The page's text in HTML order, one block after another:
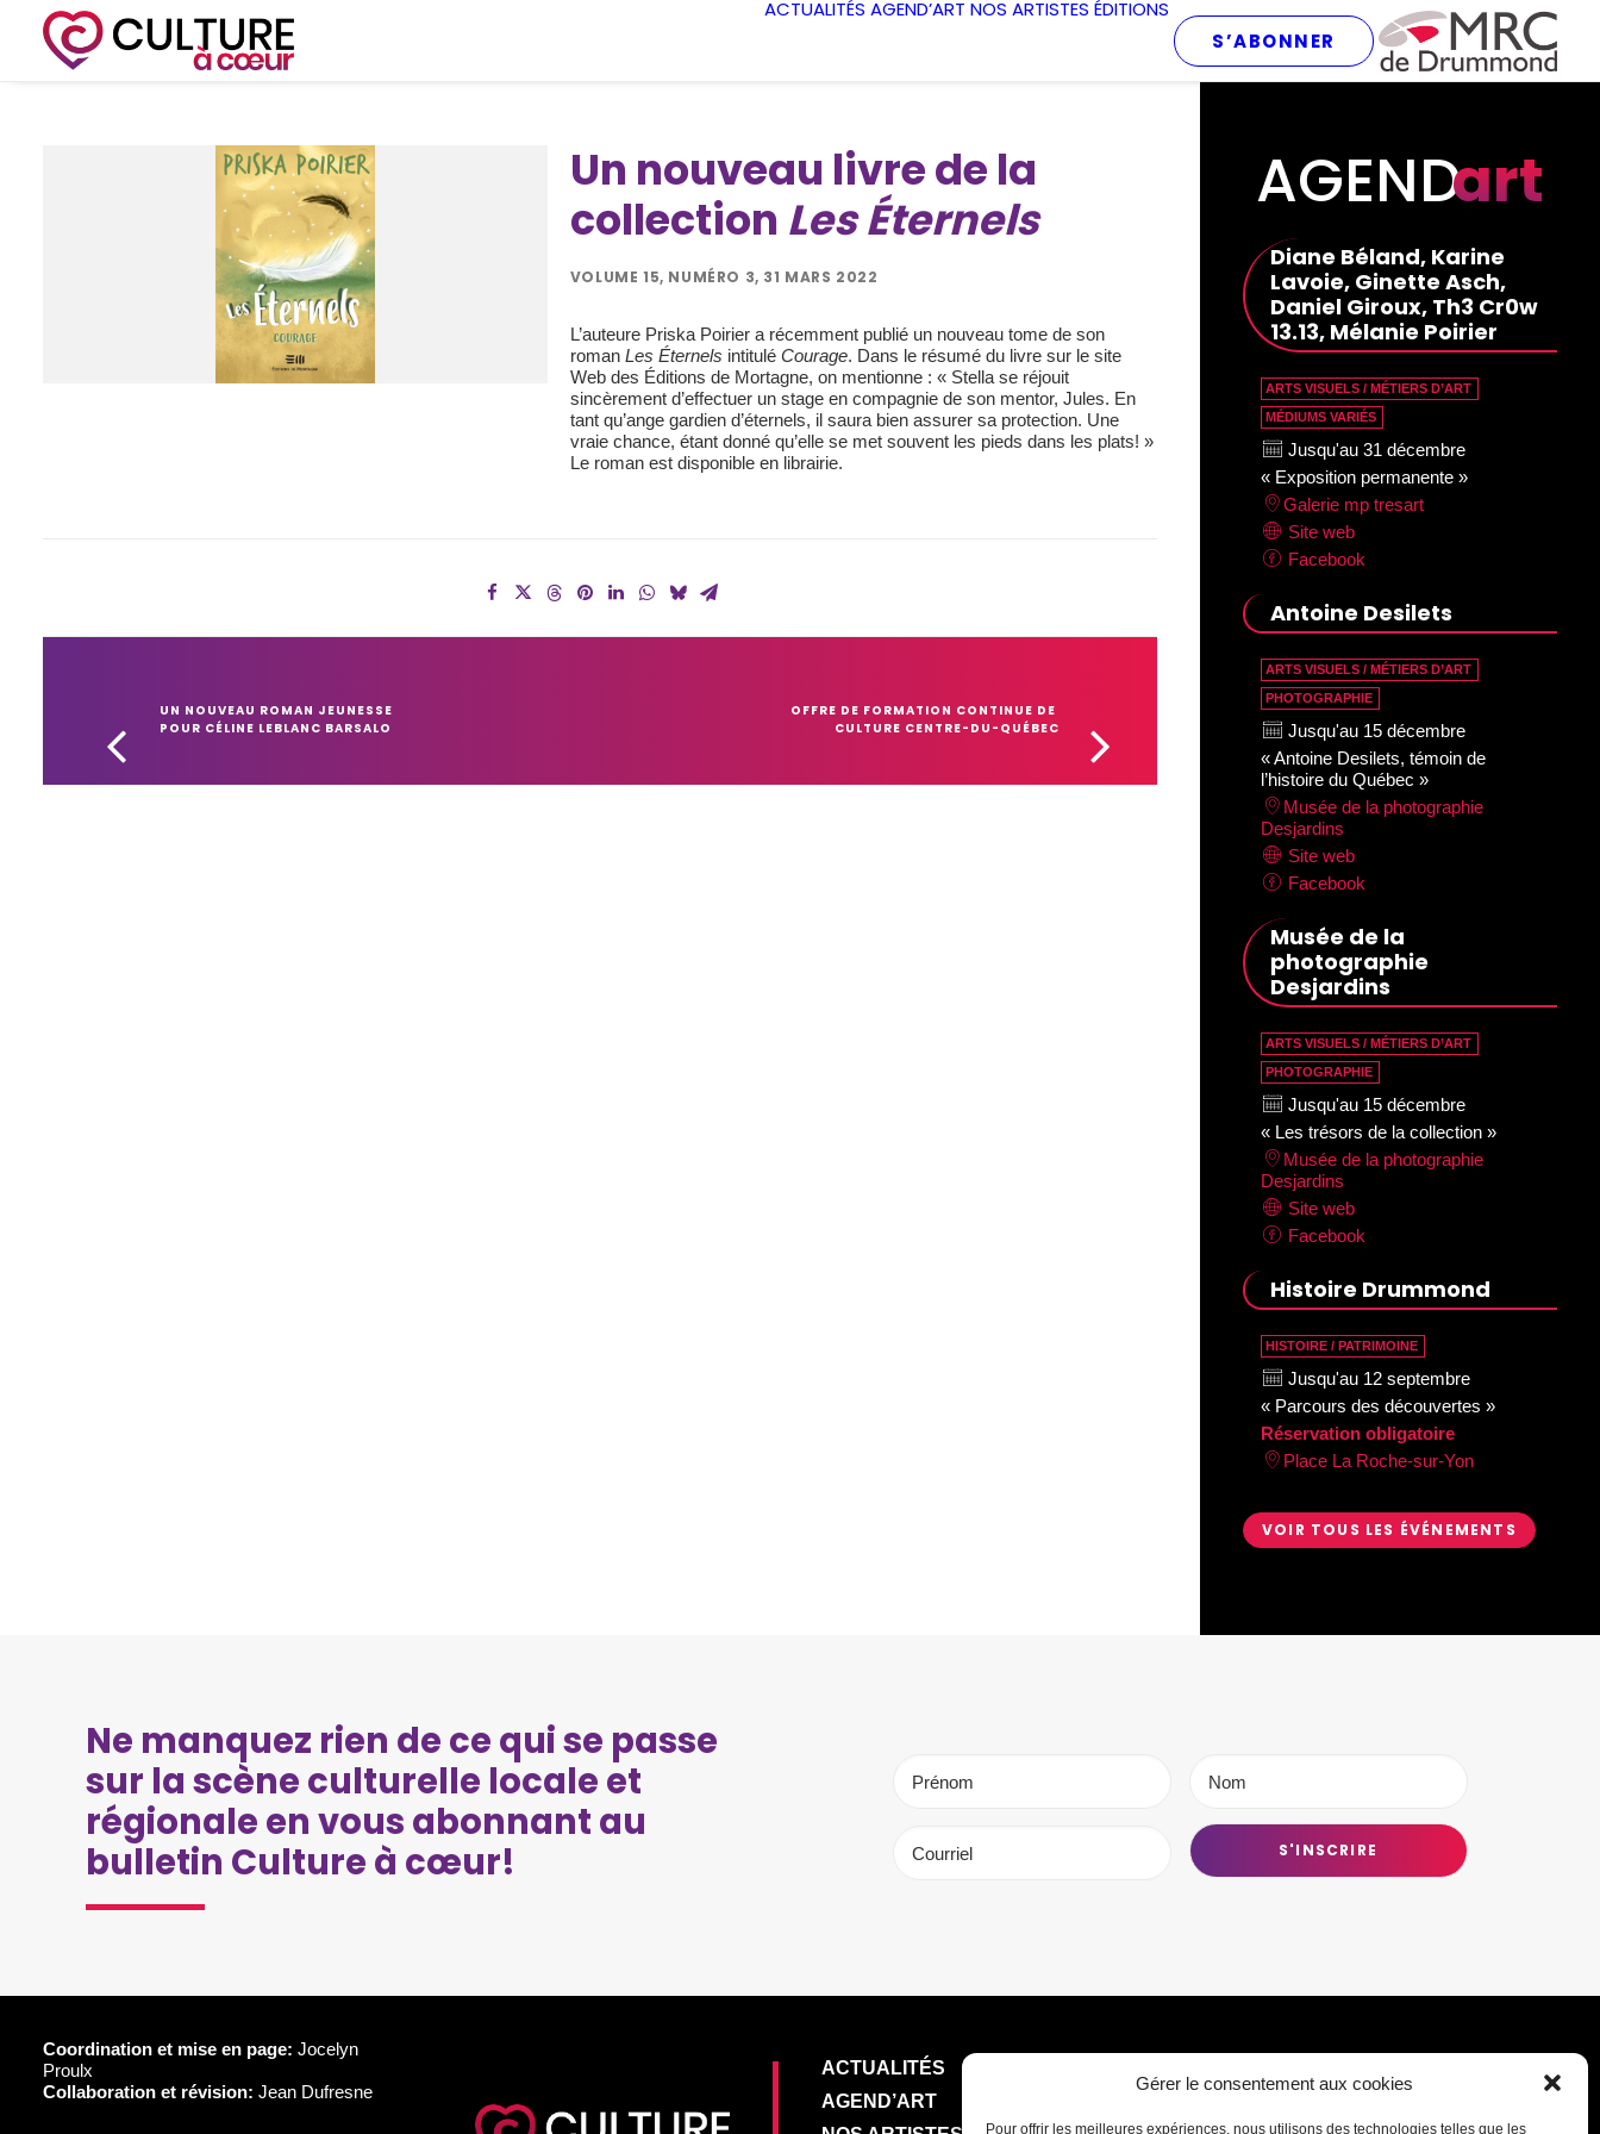
Gérer le consentement aux cookies
Pour offrir les meilleures expériences, nous utilisons des technologies telles que les
ACTUALITÉS AGEND’ART NOS ARTISTES ÉDITIONS
S’ABONNER
Un nouveau livre de la
collection Les Éternels
VOLUME 15, NUMÉRO 3, 31 MARS 2022
L’auteure Priska Poirier a récemment publié un nouveau tome de son
roman Les Éternels intitulé Courage. Dans le résumé du livre sur le site
Web des Éditions de Mortagne, on mentionne : « Stella se réjouit
sincèrement d’effectuer un stage en compagnie de son mentor, Jules. En
tant qu’ange gardien d’éternels, il saura bien assurer sa protection. Une
vraie chance, étant donné qu’elle se met souvent les pieds dans les plats! »
Le roman est disponible en librairie.
UN NOUVEAU ROMAN JEUNESSE
POUR CÉLINE LEBLANC BARSALO
OFFRE DE FORMATION CONTINUE DE
CULTURE CENTRE-DU-QUÉBEC
AGENDart
Diane Béland, Karine
Lavoie, Ginette Asch,
Daniel Giroux, Th3 Cr0w
13.13, Mélanie Poirier
ARTS VISUELS / MÉTIERS D’ART
MÉDIUMS VARIÉS
Jusqu'au 31 décembre
« Exposition permanente »
Galerie mp tresart
Site web
Facebook
Antoine Desilets
ARTS VISUELS / MÉTIERS D’ART
PHOTOGRAPHIE
Jusqu'au 15 décembre
« Antoine Desilets, témoin de
l’histoire du Québec »
Musée de la photographie
Desjardins
Site web
Facebook
Musée de la
photographie
Desjardins
ARTS VISUELS / MÉTIERS D’ART
PHOTOGRAPHIE
Jusqu'au 15 décembre
« Les trésors de la collection »
Musée de la photographie
Desjardins
Site web
Facebook
Histoire Drummond
HISTOIRE / PATRIMOINE
Jusqu'au 12 septembre
« Parcours des découvertes »
Réservation obligatoire
Place La Roche-sur-Yon
VOIR TOUS LES ÉVÉNEMENTS
Ne manquez rien de ce qui se passe
sur la scène culturelle locale et
régionale en vous abonnant au
bulletin Culture à cœur!
Coordination et mise en page: Jocelyn
Proulx
Collaboration et révision: Jean Dufresne
ACTUALITÉS
AGEND’ART